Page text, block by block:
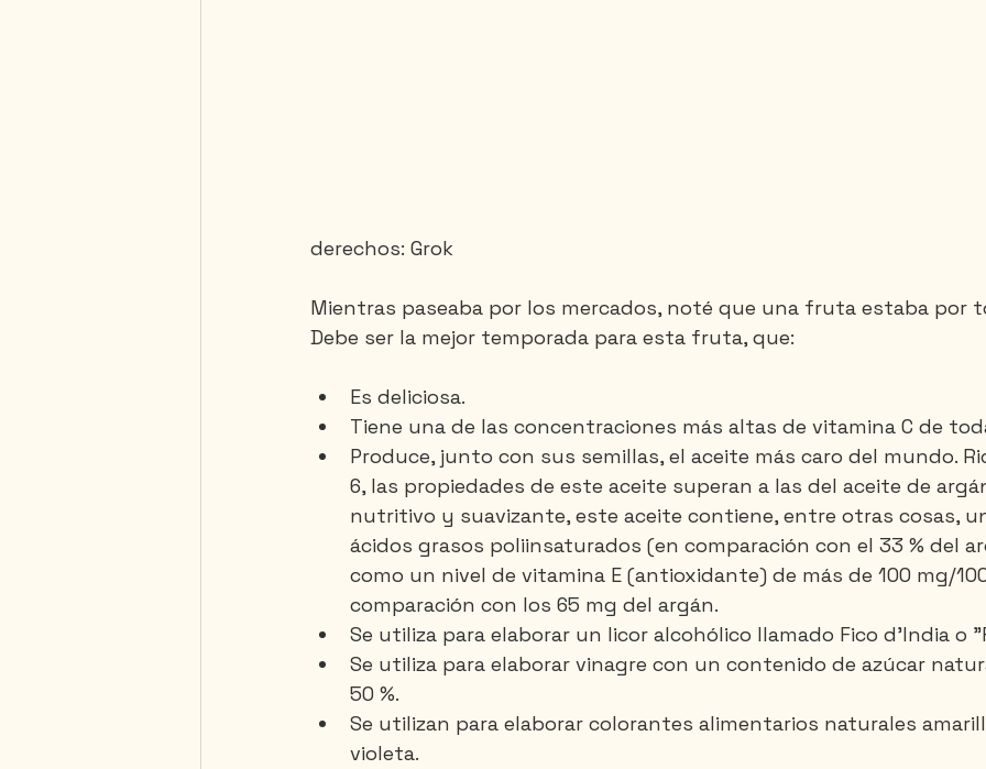
derechos: Grok
Mientras paseaba por los mercados, noté que una fruta estaba por
Debe ser la mejor temporada para esta fruta, que:
Es deliciosa.
Tiene una de las concentraciones más altas de vitamina C de
Produce, junto con sus semillas, el aceite más caro del mundo.
6, las propiedades de este aceite superan a las del aceite de
nutritivo y suavizante, este aceite contiene, entre otras cosas,
ácidos grasos poliinsaturados (en comparación con el 33 % del
como un nivel de vitamina E (antioxidante) de más de 100 mg/
comparación con los 65 mg del argán.
Se utiliza para elaborar un licor alcohólico llamado Fico d'India o
Se utiliza para elaborar vinagre con un contenido de azúcar
50 %.
Se utilizan para elaborar colorantes alimentarios naturales
violeta.